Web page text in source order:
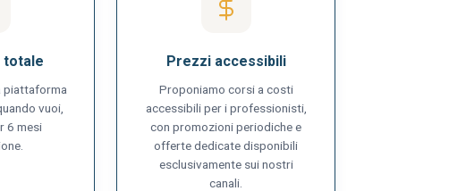
totale
piattaforma
vuoi,
6 mesi
Prezzi accessibili
Proponiamo corsi a costi
accessibili per i professionisti,
con promozioni periodiche e
offerte dedicate disponibili
esclusivamente sui nostri
canali.